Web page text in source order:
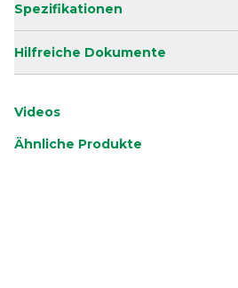
Spezifikationen
Hilfreiche Dokumente
Videos
Ähnliche Produkte